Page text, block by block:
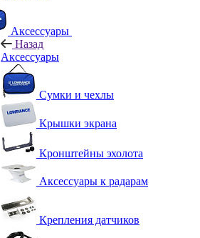
Аксессуары
Назад
Аксессуары
Сумки и чехлы
Крышки экрана
Кронштейны эхолота
Аксессуары к радарам
Крепления датчиков